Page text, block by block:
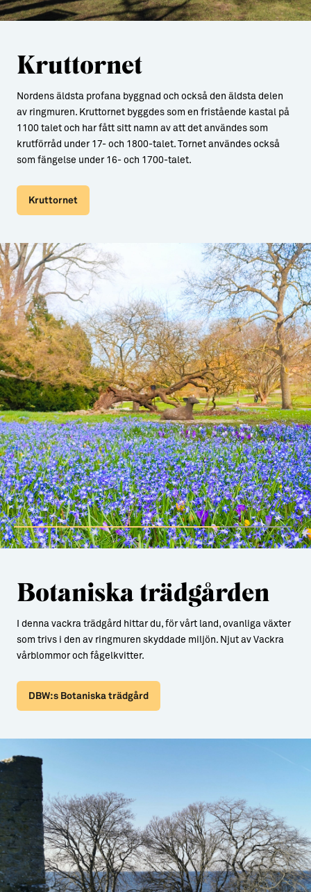
Kruttornet
Nordens äldsta profana byggnad och också den äldsta delen
av ringmuren. Kruttornet byggdes som en fristående kastal på
1100 talet och har fått sitt namn av att det användes som
krutförråd under 17- och 1800-talet. Tornet användes också
som fängelse under 16- och 1700-talet.
Kruttornet
Botaniska trädgården
I denna vackra trädgård hittar du, för vårt land, ovanliga växter
som trivs i den av ringmuren skyddade miljön. Njut av Vackra
vårblommor och fågelkvitter.
DBW:s Botaniska trädgård